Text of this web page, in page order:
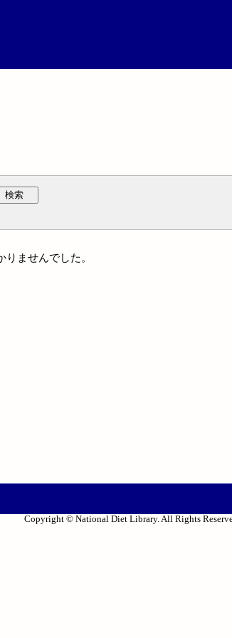
検索
ませんでした。
Copyright © National Diet Library. All Rights